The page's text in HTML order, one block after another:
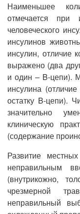
Наименьшее
отмечается при
человеческого
инсулинов
инсулин, отличие
выражено (два
и один – B-цепи).
инсулина
остатку B-цепи).
значительно
клиническую
(содержание
Развитие
неправильным
(внутрикожно,
чрезмерной
неправильный